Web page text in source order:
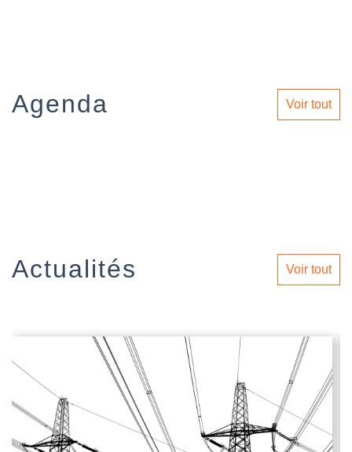
Agenda Voir tout
Actualités Voir tout